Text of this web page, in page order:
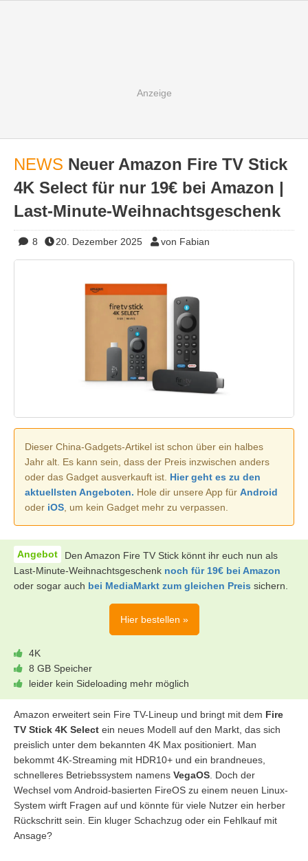
NEWS Neuer Amazon Fire TV Stick
4K Select für nur 19€ bei Amazon |
Last-Minute-Weihnachtsgeschenk
8 20. Dezember 2025 von Fabian
Dieser China-Gadgets-Artikel ist schon über ein halbes
Jahr alt. Es kann sein, dass der Preis inzwischen anders
oder das Gadget ausverkauft ist. Hier geht es zu den
aktuellsten Angeboten. Hole dir unsere App für Android
oder iOS, um kein Gadget mehr zu verpassen.
Den Amazon Fire TV Stick könnt ihr euch nun als
Last-Minute-Weihnachtsgeschenk noch für 19€ bei Amazon
oder sogar auch bei MediaMarkt zum gleichen Preis sichern.
Hier bestellen »
4K
8 GB Speicher
leider kein Sideloading mehr möglich
Amazon erweitert sein Fire TV-Lineup und bringt mit dem Fire
TV Stick 4K Select ein neues Modell auf den Markt, das sich
preislich unter dem bekannten 4K Max positioniert. Man
bekommt 4K-Streaming mit HDR10+ und ein brandneues,
schnelleres Betriebssystem namens VegaOS. Doch der
Wechsel vom Android-basierten FireOS zu einem neuen Linux-
System wirft Fragen auf und könnte für viele Nutzer ein herber
Rückschritt sein. Ein kluger Schachzug oder ein Fehlkauf mit
Ansage?